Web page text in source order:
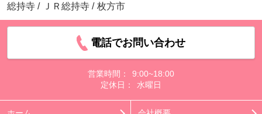
総持寺 / ＪＲ総持寺 / 枚方市
電話でお問い合わせ
営業時間：
9:00~18:00
定休日：
水曜日